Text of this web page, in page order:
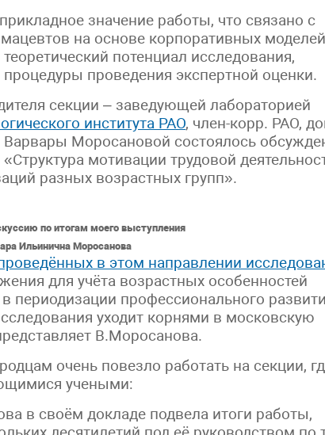
значение работы, что связано с
на основе корпоративных моделей
потенциал исследования,
проведения экспертной оценки.
секции – заведующей лабораторией
института РАО, член-корр. РАО,
Варвары Моросановой состоялось
мотивации трудовой
разных возрастных групп».
по итогам моего выступления
Ильинична Моросанова
в этом направлении
для учёта возрастных особенностей
периодизации профессионального
уходит корнями в московскую
В.Моросанова.
очень повезло работать на секции,
учеными:
в своём докладе подвела итоги работы,